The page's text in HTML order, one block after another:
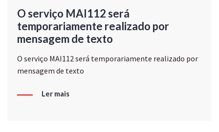
O serviço MAI112 será
temporariamente realizado por
mensagem de texto
O serviço MAI112 será temporariamente realizado por
mensagem de texto
Ler mais